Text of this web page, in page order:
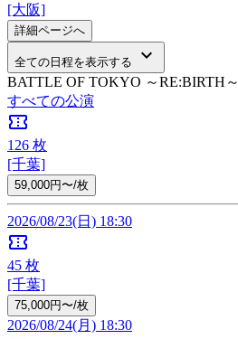
[大阪]
詳細ページへ
全ての日程を表示する keyboard_arrow_down
BATTLE OF TOKYO ～RE:BIRTH～
すべての公演
confirmation_number
126 枚
[千葉]
59,000円〜/枚
2026/08/23(日) 18:30
confirmation_number
45 枚
[千葉]
75,000円〜/枚
2026/08/24(月) 18:30